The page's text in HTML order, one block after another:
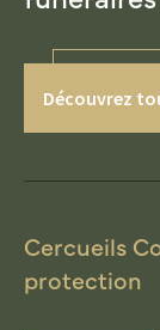
Découvrez
Cercueils
protection